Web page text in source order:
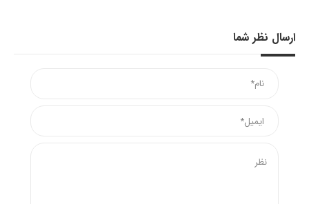
ارسال نظر شما